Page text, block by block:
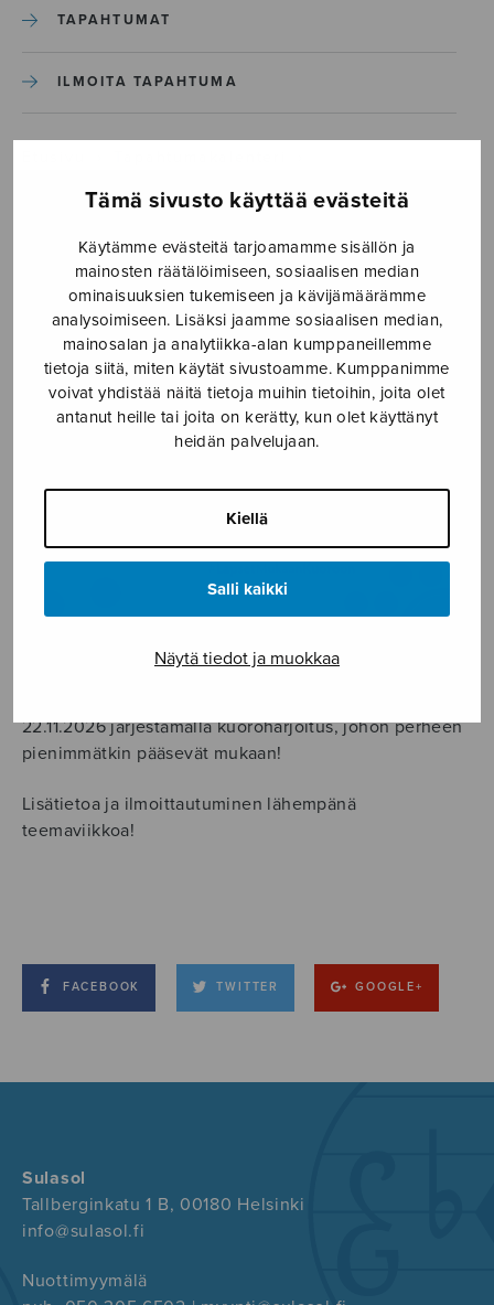
Tämä sivusto käyttää evästeitä
Käytämme evästeitä tarjoamamme sisällön ja
mainosten räätälöimiseen, sosiaalisen median
ominaisuuksien tukemiseen ja kävijämäärämme
analysoimiseen. Lisäksi jaamme sosiaalisen median,
mainosalan ja analytiikka-alan kumppaneillemme
tietoja siitä, miten käytät sivustoamme. Kumppanimme
voivat yhdistää näitä tietoja muihin tietoihin, joita olet
antanut heille tai joita on kerätty, kun olet käyttänyt
heidän palvelujaan.
Kiellä
Salli kaikki
Näytä tiedot ja muokkaa
TAPAHTUMAT
ILMOITA TAPAHTUMA
Lapset mukaan kuoroon -
viikko 16.-22.11.26
Aika: 16.11.2026 - 22.11.2026
22.11.2026 järjestämällä kuoroharjoitus, johon perheen
pienimmätkin pääsevät mukaan!
Lisätietoa ja ilmoittautuminen lähempänä
teemaviikkoa!
FACEBOOK TWITTER GOOGLE+
Sulasol
Tallberginkatu 1 B, 00180 Helsinki
info@sulasol.fi
Nuottimyymälä